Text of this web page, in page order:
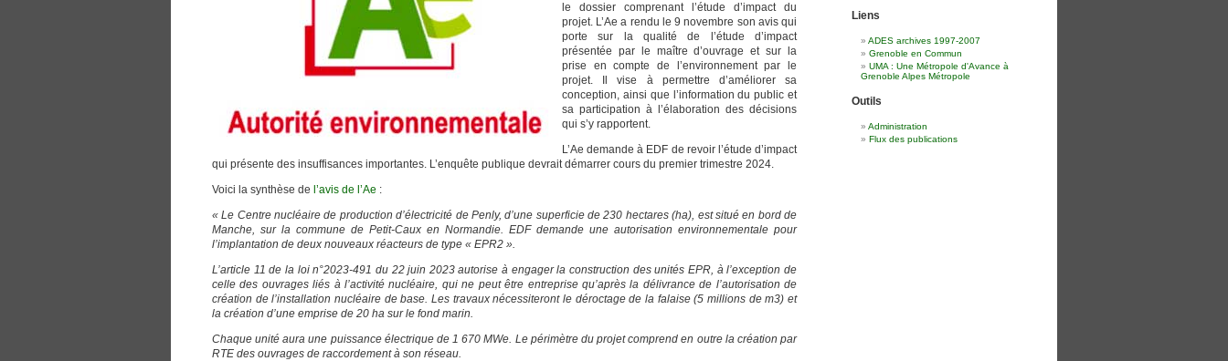
le dossier comprenant l’étude d’impact du
projet. L’Ae a rendu le 9 novembre son avis qui
porte sur la qualité de l’étude d’impact
présentée par le maître d’ouvrage et sur la
prise en compte de l’environnement par le
projet. Il vise à permettre d’améliorer sa
conception, ainsi que l’information du public et
sa participation à l’élaboration des décisions
qui s’y rapportent.
L’Ae demande à EDF de revoir l’étude d’impact
qui présente des insuffisances importantes. L’enquête publique devrait démarrer cours du premier trimestre 2024.
Voici la synthèse de l’avis de l’Ae :
« Le Centre nucléaire de production d’électricité de Penly, d’une superficie de 230 hectares (ha), est situé en bord de
Manche, sur la commune de Petit-Caux en Normandie. EDF demande une autorisation environnementale pour
l’implantation de deux nouveaux réacteurs de type « EPR2 ».
L’article 11 de la loi n°2023-491 du 22 juin 2023 autorise à engager la construction des unités EPR, à l’exception de
celle des ouvrages liés à l’activité nucléaire, qui ne peut être entreprise qu’après la délivrance de l’autorisation de
création de l’installation nucléaire de base. Les travaux nécessiteront le déroctage de la falaise (5 millions de m3) et
la création d’une emprise de 20 ha sur le fond marin.
Chaque unité aura une puissance électrique de 1 670 MWe. Le périmètre du projet comprend en outre la création par
RTE des ouvrages de raccordement à son réseau.
Liens
ADES archives 1997-2007
Grenoble en Commun
UMA : Une Métropole d'Avance à
Grenoble Alpes Métropole
Outils
Administration
Flux des publications